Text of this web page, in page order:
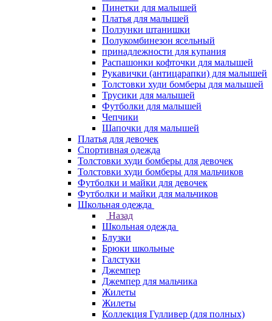
Пинетки для малышей
Платья для малышей
Ползунки штанишки
Полукомбинезон ясельный
принадлежности для купания
Распашонки кофточки для малышей
Рукавички (антицарапки) для малышей
Толстовки худи бомберы для малышей
Трусики для малышей
Футболки для малышей
Чепчики
Шапочки для малышей
Платья для девочек
Спортивная одежда
Толстовки худи бомберы для девочек
Толстовки худи бомберы для мальчиков
Футболки и майки для девочек
Футболки и майки для мальчиков
Школьная одежда
Назад
Школьная одежда
Блузки
Брюки школьные
Галстуки
Джемпер
Джемпер для мальчика
Жилеты
Жилеты
Коллекция Гулливер (для полных)